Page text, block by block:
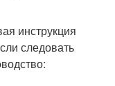
инструкция
следовать